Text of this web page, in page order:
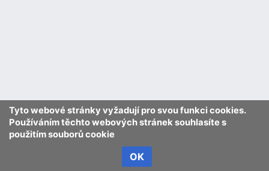
Tyto webové stránky vyžadují pro svou funkci cookies.
Používáním těchto webových stránek souhlasíte s
použitím souborů cookie
OK